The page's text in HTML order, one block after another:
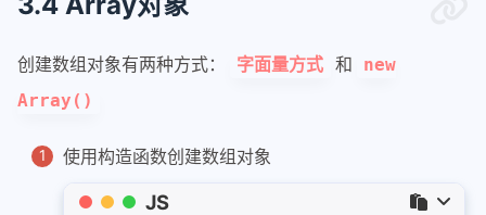
创建数组对象有两种方式： 字面量方式 和
new
Array()
使用构造函数创建数组对象
JS